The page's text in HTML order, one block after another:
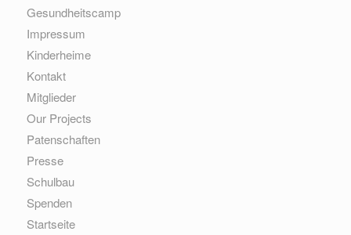
Gesundheitscamp
Impressum
Kinderheime
Kontakt
Mitglieder
Our Projects
Patenschaften
Presse
Schulbau
Spenden
Startseite